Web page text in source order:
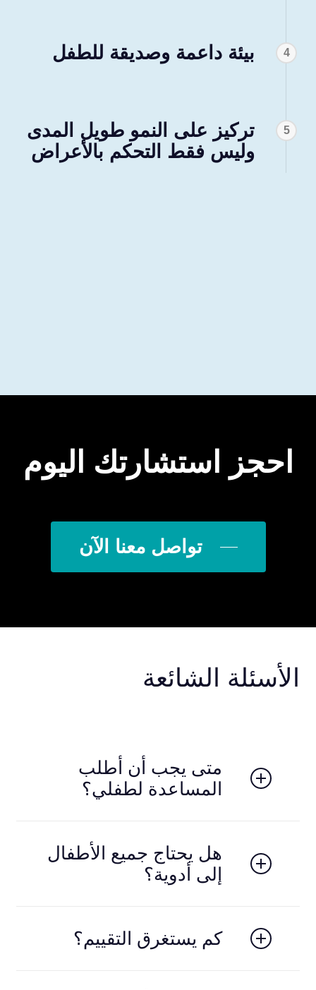
4 بيئة داعمة وصديقة للطفل
5
تركيز على النمو طويل المدى
وليس فقط التحكم بالأعراض
احجز استشارتك اليوم
تواصل معنا الآن
الأسئلة الشائعة
متى يجب أن أطلب
المساعدة لطفلي؟
النطق، أو التفاعل الاجتماعي، يُنصح بإجراء تقييم مبكر.
هل يحتاج جميع الأطفال
إلى أدوية؟
يستفيدون من التدخلات السلوكية والنفسية دون الحاجة
إلى أدوية.
كم يستغرق التقييم؟